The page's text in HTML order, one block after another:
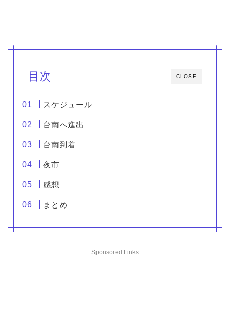
CLOSE
目次
スケジュール
台南へ進出
台南到着
夜市
感想
まとめ
Sponsored Links